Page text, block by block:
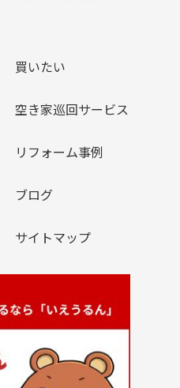
買いたい
空き家巡回サービス
リフォーム事例
ブログ
サイトマップ